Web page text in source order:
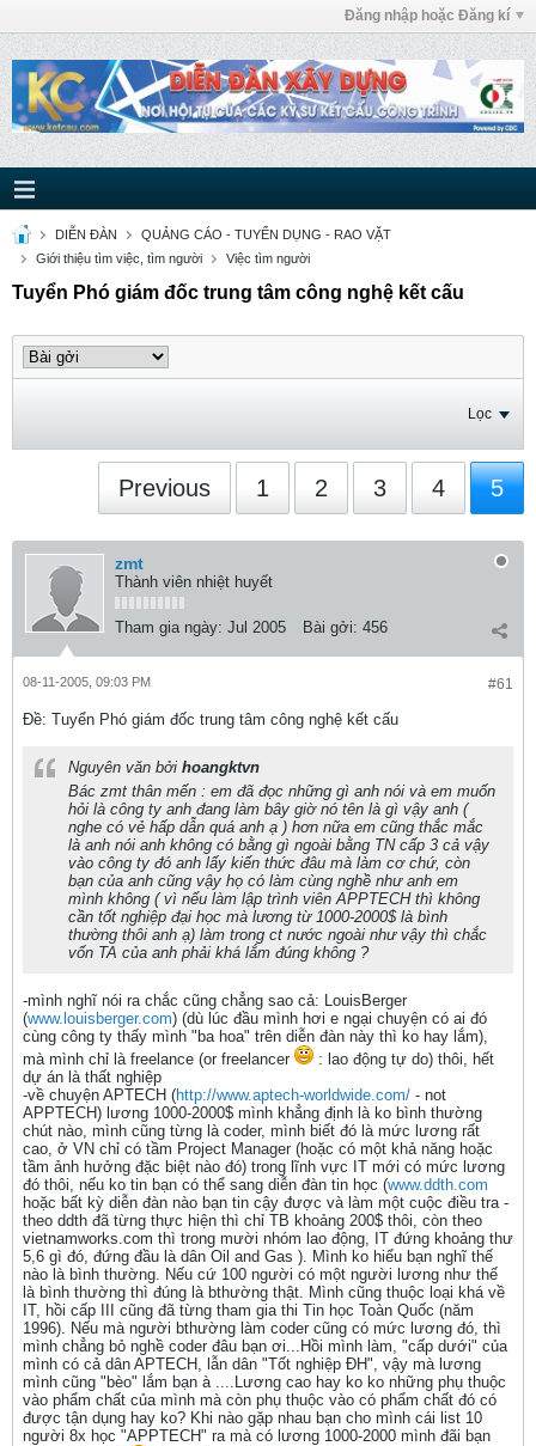
Đăng nhập hoặc Đăng kí
DIỄN ĐÀN
QUẢNG CÁO - TUYỂN DỤNG - RAO VẶT
Giới thiệu tìm việc, tìm người
Việc tìm người
Tuyển Phó giám đốc trung tâm công nghệ kết cấu
Lọc
Previous 1 2 3 4 5
zmt
Thành viên nhiệt huyết
Tham gia ngày: Jul 2005 Bài gởi: 456
#61
08-11-2005, 09:03 PM
Ðề: Tuyển Phó giám đốc trung tâm công nghệ kết cấu
Nguyên văn bởi hoangktvn
Bác zmt thân mến : em đã đọc những gì anh nói và em muốn
hỏi là công ty anh đang làm bây giờ nó tên là gì vậy anh (
nghe có vẻ hấp dẫn quá anh ạ ) hơn nữa em cũng thắc mắc
là anh nói anh không có bằng gì ngoài bằng TN cấp 3 cả vậy
vào công ty đó anh lấy kiến thức đâu mà làm cơ chứ, còn
bạn của anh cũng vậy họ có làm cùng nghề như anh em
mình không ( vì nếu làm lập trình viên APPTECH thì không
cần tốt nghiệp đại học mà lương từ 1000-2000$ là bình
thường thôi anh ạ) làm trong ct nước ngoài như vậy thì chắc
vốn TA của anh phải khá lắm đúng không ?
-mình nghĩ nói ra chắc cũng chẳng sao cả: LouisBerger
(www.louisberger.com) (dù lúc đầu mình hơi e ngại chuyện có ai đó
cùng công ty thấy mình "ba hoa" trên diễn đàn này thì ko hay lắm),
mà mình chỉ là freelance (or freelancer
: lao động tự do) thôi, hết
dự án là thất nghiệp
-về chuyện APTECH (http://www.aptech-worldwide.com/ - not
APPTECH) lương 1000-2000$ mình khẳng định là ko bình thường
chút nào, mình cũng từng là coder, mình biết đó là mức lương rất
cao, ở VN chỉ có tầm Project Manager (hoặc có một khả năng hoặc
tầm ảnh hưởng đặc biệt nào đó) trong lĩnh vực IT mới có mức lương
đó thôi, nếu ko tin bạn có thể sang diễn đàn tin học (www.ddth.com
hoặc bất kỳ diễn đàn nào bạn tin cậy được và làm một cuộc điều tra -
theo ddth đã từng thực hiện thì chỉ TB khoảng 200$ thôi, còn theo
vietnamworks.com thì trong mười nhóm lao động, IT đứng khoảng thư
5,6 gì đó, đứng đầu là dân Oil and Gas ). Mình ko hiểu bạn nghĩ thế
nào là bình thường. Nếu cứ 100 người có một người lương như thế
là bình thường thì đúng là bthường thật. Mình cũng thuộc loại khá về
IT, hồi cấp III cũng đã từng tham gia thi Tin học Toàn Quốc (năm
1996). Nếu mà người bthường làm coder cũng có mức lương đó, thì
mình chẳng bỏ nghề coder đâu bạn ơi...Hồi mình làm, "cấp dưới" của
mình có cả dân APTECH, lẫn dân "Tốt nghiệp ĐH", vậy mà lương
mình cũng "bèo" lắm bạn à ....Lương cao hay ko ko những phụ thuộc
vào phẩm chất của mình mà còn phụ thuộc vào có phẩm chất đó có
được tận dụng hay ko? Khi nào gặp nhau bạn cho mình cái list 10
người 8x học "APPTECH" ra mà có lương 1000-2000 mình đãi bạn